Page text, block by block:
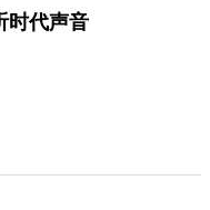
代声音